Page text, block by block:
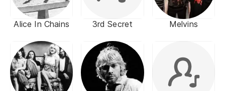
Alice In Chains 3rd Secret Melvins